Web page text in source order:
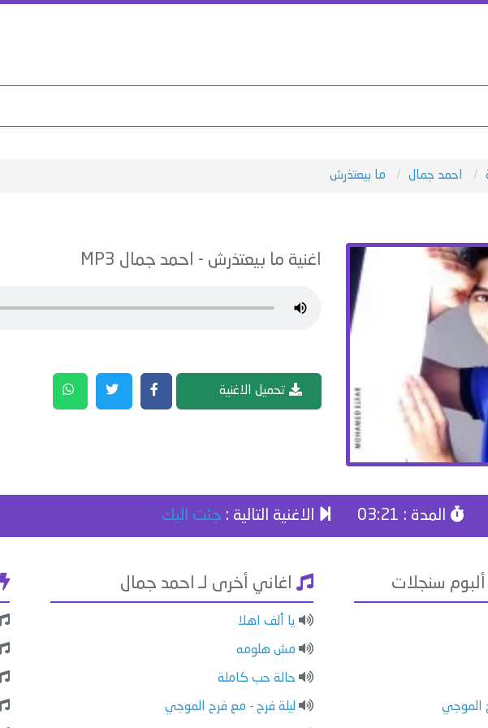
احمد جمال ما بيعتذرش
اغنية ما بيعتذرش - احمد جمال
تحميل الاغنية
المدة : 03:21 الاغنية التالية : جئت اليك
سنجلات
الموجي
اغاني أخرى لـ احمد جمال
يا ألف اهلا
مش هلومه
حالة حب كاملة
ليلة فرح - مع فرح الموجي